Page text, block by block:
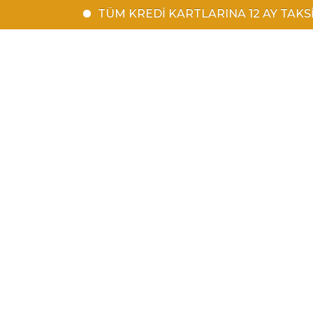
TÜM KREDİ KARTLARINA 12 AY TAKSİT |